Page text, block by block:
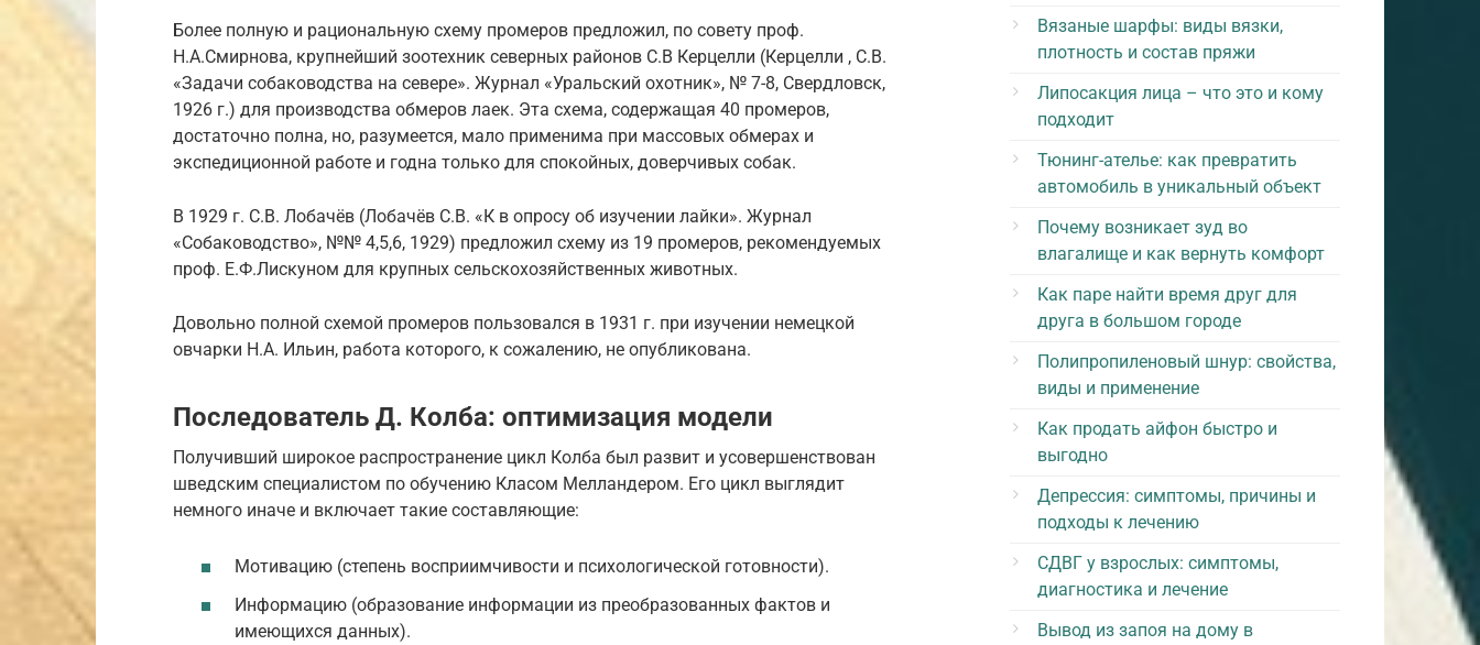
Более полную и рациональную схему промеров предложил, по совету проф.
Н.А.Смирнова, крупнейший зоотехник северных районов С.В Керцелли (Керцелли , С.В.
«Задачи собаководства на севере». Журнал «Уральский охотник», № 7-8, Свердловск,
1926 г.) для производства обмеров лаек. Эта схема, содержащая 40 промеров,
достаточно полна, но, разумеется, мало применима при массовых обмерах и
экспедиционной работе и годна только для спокойных, доверчивых собак.
В 1929 г. С.В. Лобачёв (Лобачёв С.В. «К в опросу об изучении лайки». Журнал
«Собаководство», №№ 4,5,6, 1929) предложил схему из 19 промеров, рекомендуемых
проф. Е.Ф.Лискуном для крупных сельскохозяйственных животных.
Довольно полной схемой промеров пользовался в 1931 г. при изучении немецкой
овчарки Н.А. Ильин, работа которого, к сожалению, не опубликована.
Последователь Д. Колба: оптимизация модели
Получивший широкое распространение цикл Колба был развит и усовершенствован
шведским специалистом по обучению Класом Мелландером. Его цикл выглядит
немного иначе и включает такие составляющие:
Мотивацию (степень восприимчивости и психологической готовности).
Информацию (образование информации из преобразованных фактов и
имеющихся данных).
Вязаные шарфы: виды вязки,
плотность и состав пряжи
Липосакция лица – что это и кому
подходит
Тюнинг-ателье: как превратить
автомобиль в уникальный объект
Почему возникает зуд во
влагалище и как вернуть комфорт
Как паре найти время друг для
друга в большом городе
Полипропиленовый шнур: свойства,
виды и применение
Как продать айфон быстро и
выгодно
Депрессия: симптомы, причины и
подходы к лечению
СДВГ у взрослых: симптомы,
диагностика и лечение
Вывод из запоя на дому в